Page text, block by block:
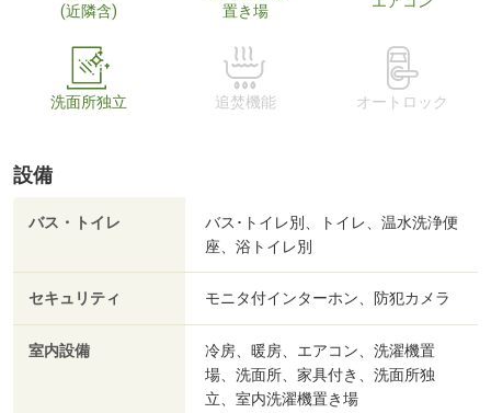
(近隣含)
置き場
洗面所独立 追焚機能 オートロック
設備
バス・トイレ
バス･トイレ別、トイレ、温水洗浄便
座、浴トイレ別
セキュリティ モニタ付インターホン、防犯カメラ
室内設備
冷房、暖房、エアコン、洗濯機置
場、洗面所、家具付き、洗面所独
立、室内洗濯機置き場